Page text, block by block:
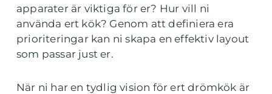
apparater är viktiga för er? Hur vill ni
använda ert kök? Genom att definiera era
prioriteringar kan ni skapa en effektiv layout
som passar just er.
När ni har en tydlig vision för ert drömkök är